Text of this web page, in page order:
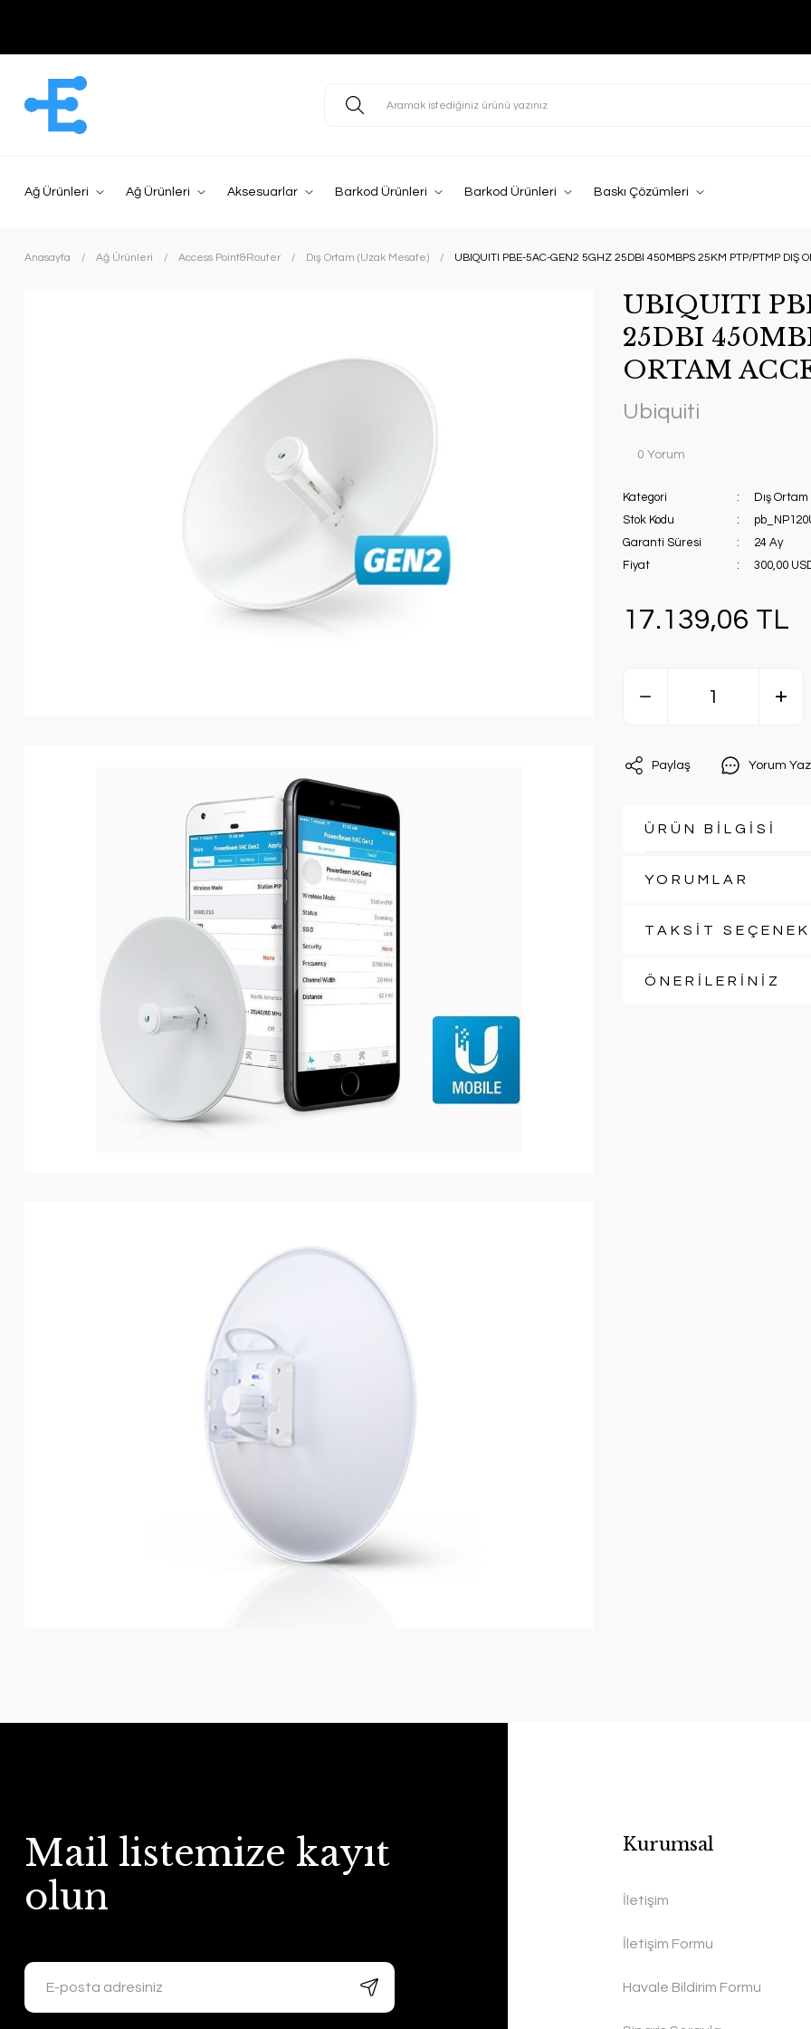
Ağ Ürünleri Ağ Ürünleri Aksesuarlar Barkod Ürünleri Barkod Ürünleri Baskı Çözümleri
Anasayfa Ağ Ürünleri Access Point&Router Dış Ortam (Uzak Mesafe) UBIQUITI PBE-5AC-GEN2 5GHZ 25DBI 450MBPS 25KM PTP/PTMP DIŞ
UBIQUITI
25DBI
ORTAM
Ubiquiti
0 Yorum
Kategori
Dış
Stok Kodu
Garanti Süresi
24 Ay
Fiyat
300,00
17.139,06 TL
Paylaş Yorum Yaz
ÜRÜN BİLGİSİ
YORUMLAR
TAKSİT
ÖNERİLERİNİZ
Mail listemize kayıt
olun
Kurumsal
İletişim
İletişim Formu
Havale Bildirim Formu